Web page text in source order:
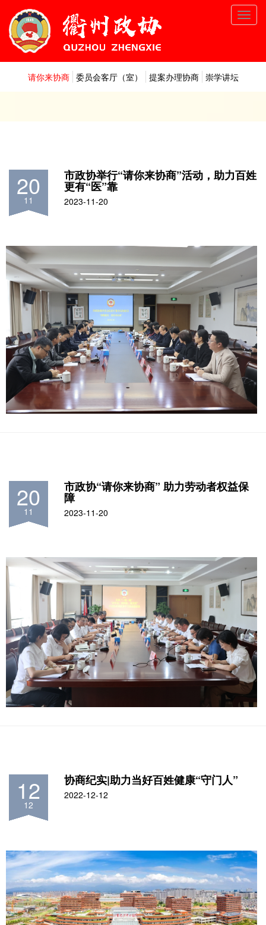
请你来协商 委员会客厅（室） 提案办理协商 崇学讲坛
20
11
市政协举行“请你来协商”活动，助力百姓
更有“医”靠
2023-11-20
20
11
市政协“请你来协商” 助力劳动者权益保
障
2023-11-20
12
12
协商纪实|助力当好百姓健康“守门人”
2022-12-12